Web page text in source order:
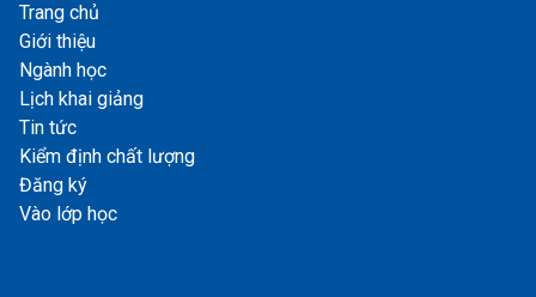
Trang chủ
Giới thiệu
Ngành học
Lịch khai giảng
Tin tức
Kiểm định chất lượng
Đăng ký
Vào lớp học